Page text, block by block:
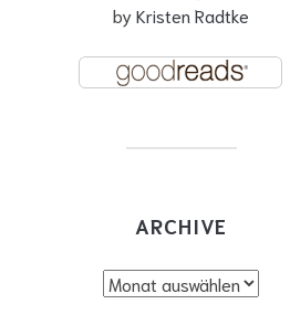
byKristen Radtke
ARCHIVE